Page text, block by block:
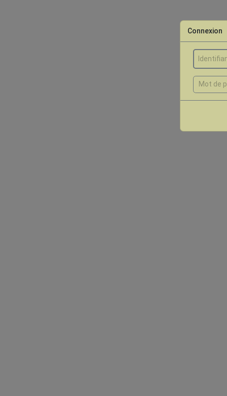
Connexion